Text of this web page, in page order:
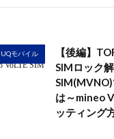
UQモバイル
【後編】
SIMロック
は～mineo
ッティング